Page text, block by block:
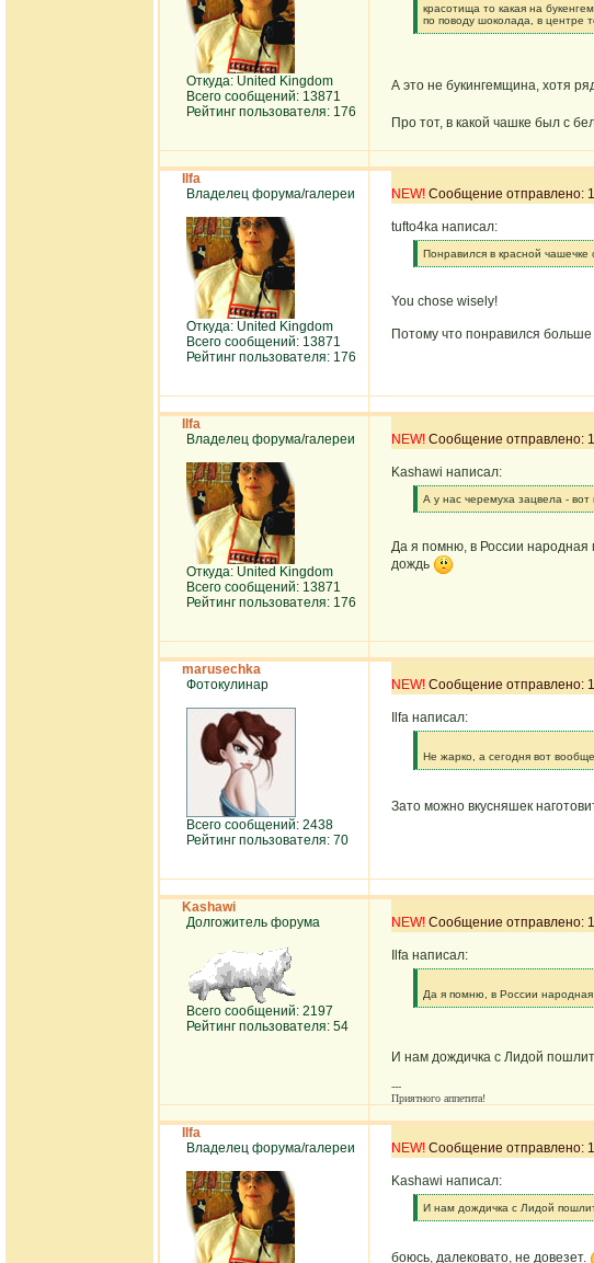
Откуда: United Kingdom
Всего сообщений: 13871
Рейтинг пользователя: 176
[q]
красотища то какая на
по поводу шоколада, в центре
[/q]
А это не букингемщина, хотя
Про тот, в какой чашке был с
Ilfa
Владелец форума/галереи
Откуда: United Kingdom
Всего сообщений: 13871
Рейтинг пользователя: 176
NEW! Сообщение отправлено:
tufto4ka написал:
[q]
Понравился в красной чашечке
[/q]
You chose wisely!
Потому что понравился
Ilfa
Владелец форума/галереи
Откуда: United Kingdom
Всего сообщений: 13871
Рейтинг пользователя: 176
NEW! Сообщение отправлено:
Kashawi написал:
[q]
А у нас черемуха зацвела - вот
[/q]
Да я помню, в России народная
дождь
marusechka
Фотокулинар
Всего сообщений: 2438
Рейтинг пользователя: 70
NEW! Сообщение отправлено:
Ilfa написал:
Не жарко, а сегодня вот
[/q]
Зато можно вкусняшек
Kashawi
Долгожитель форума
Всего сообщений: 2197
Рейтинг пользователя: 54
NEW! Сообщение отправлено:
Ilfa написал:
Да я помню, в России
[/q]
И нам дождичка с Лидой
---
Приятного аппетита!
Ilfa
Владелец форума/галереи
NEW! Сообщение отправлено:
Kashawi написал:
[q]
И нам дождичка с Лидой
[/q]
боюсь, далековато, не довезет.